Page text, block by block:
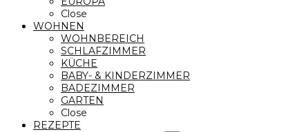
Close
WOHNEN
WOHNBEREICH
SCHLAFZIMMER
KÜCHE
BABY- & KINDERZIMMER
BADEZIMMER
GARTEN
Close
REZEPTE